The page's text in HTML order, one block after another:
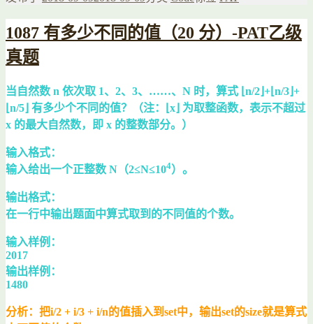
1087 有多少不同的值（20 分）-PAT乙级
真题
当自然数 n 依次取 1、2、3、……、N 时，算式 ⌊n/2⌋+⌊n/3⌋+
⌊n/5⌋ 有多少个不同的值？（注：⌊x⌋ 为取整函数，表示不超过
x 的最大自然数，即 x 的整数部分。）
输入格式：
输入给出一个正整数 N（2≤N≤104​​）。
输出格式：
在一行中输出题面中算式取到的不同值的个数。
输入样例：
2017
输出样例：
1480
分析：把i/2 + i/3 + i/n的值插入到set中，输出set的size就是算式